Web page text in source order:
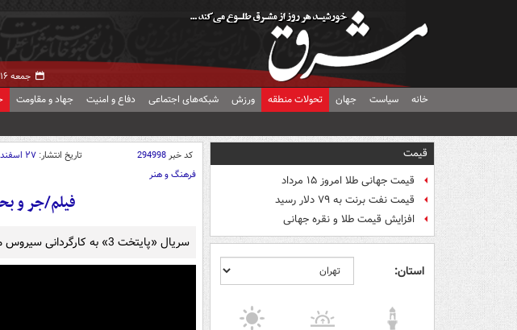
جمعه ۱۶ مرداد ۱۴۰۵ -
خانه سیاست جهان تحولات منطقه ورزش شبکه‌های اجتماعی دفاع و امنیت جهاد و مقاومت
قیمت
قیمت جهانی طلا امروز ۱۵ مرداد
قیمت نفت برنت به ۷۹ دلار رسید
افزایش قیمت طلا و نقره جهانی
استان:
کد خبر294998 تاریخ انتشار: ۲۷ اسفند ۱۳۹۲ - ۱۱:۳۳
فرهنگ و هنر
فیلم/جر و
سریال «پایتخت 3» به کارگردانی سیروس مقدم در ایام نوروز از شبکه یک سیما پخش می‌شود.